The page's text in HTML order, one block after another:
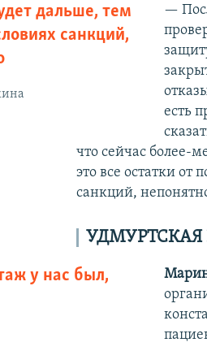
дальше, тем
санкций,
—
есть
что сейчас более-
это все остатки от
санкций,
у нас был,